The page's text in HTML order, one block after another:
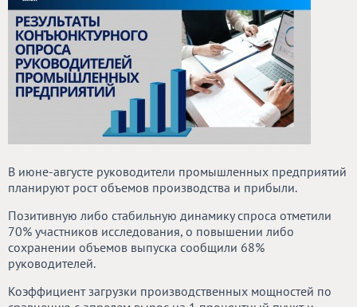
В июне-августе руководители промышленных предприятий
планируют рост объемов производства и прибыли.
Позитивную либо стабильную динамику спроса отметили
70% участников исследования, о повышении либо
сохранении объемов выпуска сообщили 68%
руководителей.
Коэффициент загрузки производственных мощностей по